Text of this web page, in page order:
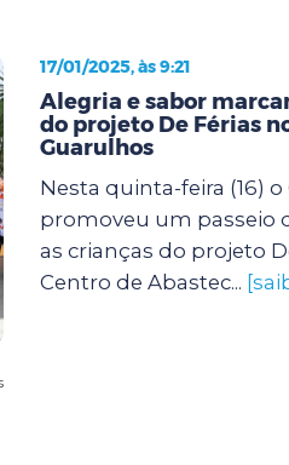
17/01/2025, às 9:21
Alegria e sabor
do projeto De Férias
Guarulhos
Nesta quinta-feira (16)
promoveu um passeio
as crianças do projeto
Centro de Abastec...